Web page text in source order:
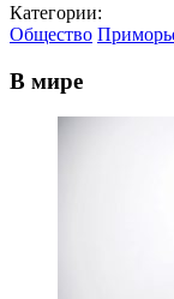
Категории:
Общество
В мире